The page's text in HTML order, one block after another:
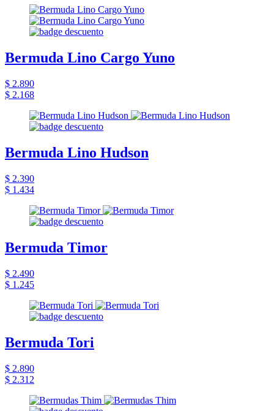
Bermuda Lino Cargo Yuno
$ 2.890
$ 2.168
Bermuda Lino Hudson
$ 2.390
$ 1.434
Bermuda Timor
$ 2.490
$ 1.245
Bermuda Tori
$ 2.890
$ 2.312